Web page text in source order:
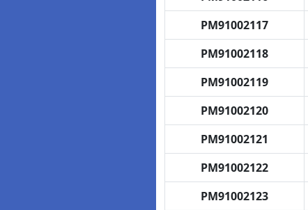
PM91002117
PM91002118
PM91002119
PM91002120
PM91002121
PM91002122
PM91002123